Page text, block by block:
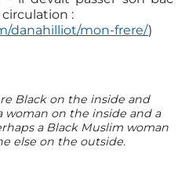
:
danahilliot/mon-frere/)
Black on the inside and
woman on the inside and a
a Black Muslim woman
else on the outside.